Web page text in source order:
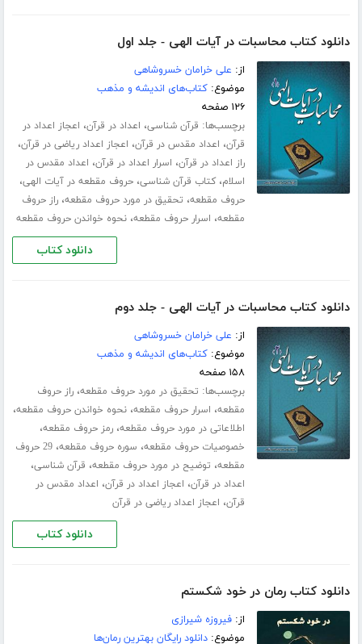
دانلود کتاب محاسبات در آیات الهی - جلد اول
از: علی خرامان خسروشاهی
موضوع:کتاب‌های اندیشه و مذهب
۱۲۶ صفحه
برچسب‌ها: قرآن شناسی، اعداد در قرآن، اعجاز اعداد در
قرآن، اعداد مقدس در قرآن، اعجاز اعداد ریاضی در قرآن،
راز اعداد در قرآن، اسرار اعداد در قرآن، اعداد مقدس در
اسلام،کتاب قرآن شناسی،حروف مقطعه در آیات الهی،
حروف مقطعه، تحقیق در مورد حروف مقطعه،راز حروف
مقطعه، اسرار حروف مقطعه،نحوه خواندن حروف مقطعه
دانلود کتاب
دانلود کتاب محاسبات در آیات الهی - جلد دوم
از: علی خرامان خسروشاهی
موضوع:کتاب‌های اندیشه و مذهب
۱۵۸ صفحه
برچسب‌ها: تحقیق در مورد حروف مقطعه،راز حروف
مقطعه، اسرار حروف مقطعه،نحوه خواندن حروف مقطعه،
اطلاعاتی در مورد حروف مقطعه،رمز حروف مقطعه،
خصوصیات حروف مقطعه، سوره حروف مقطعه،
29 حروف
مقطعه، توضیح در مورد حروف مقطعه، قرآن شناسی،
اعداد در قرآن، اعجاز اعداد در قرآن، اعداد مقدس در
قرآن، اعجاز اعداد ریاضی در قرآن
دانلود کتاب
دانلود کتاب رمان در خود شکستم
از:فیروزه شیرازی
موضوع:دانلود رایگان بهترین رمان‌ها